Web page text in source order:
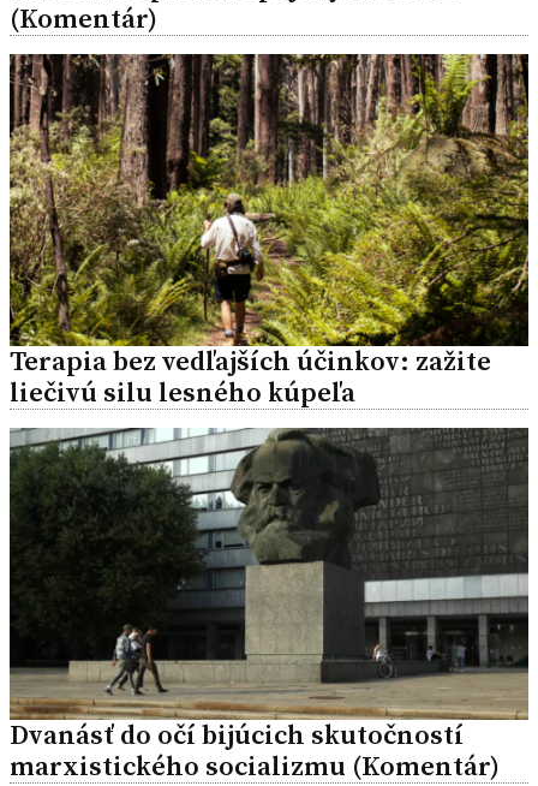
(Komentár)
Terapia bez vedľajších účinkov: zažite
liečivú silu lesného kúpeľa
Dvanásť do očí bijúcich skutočností
marxistického socializmu (Komentár)